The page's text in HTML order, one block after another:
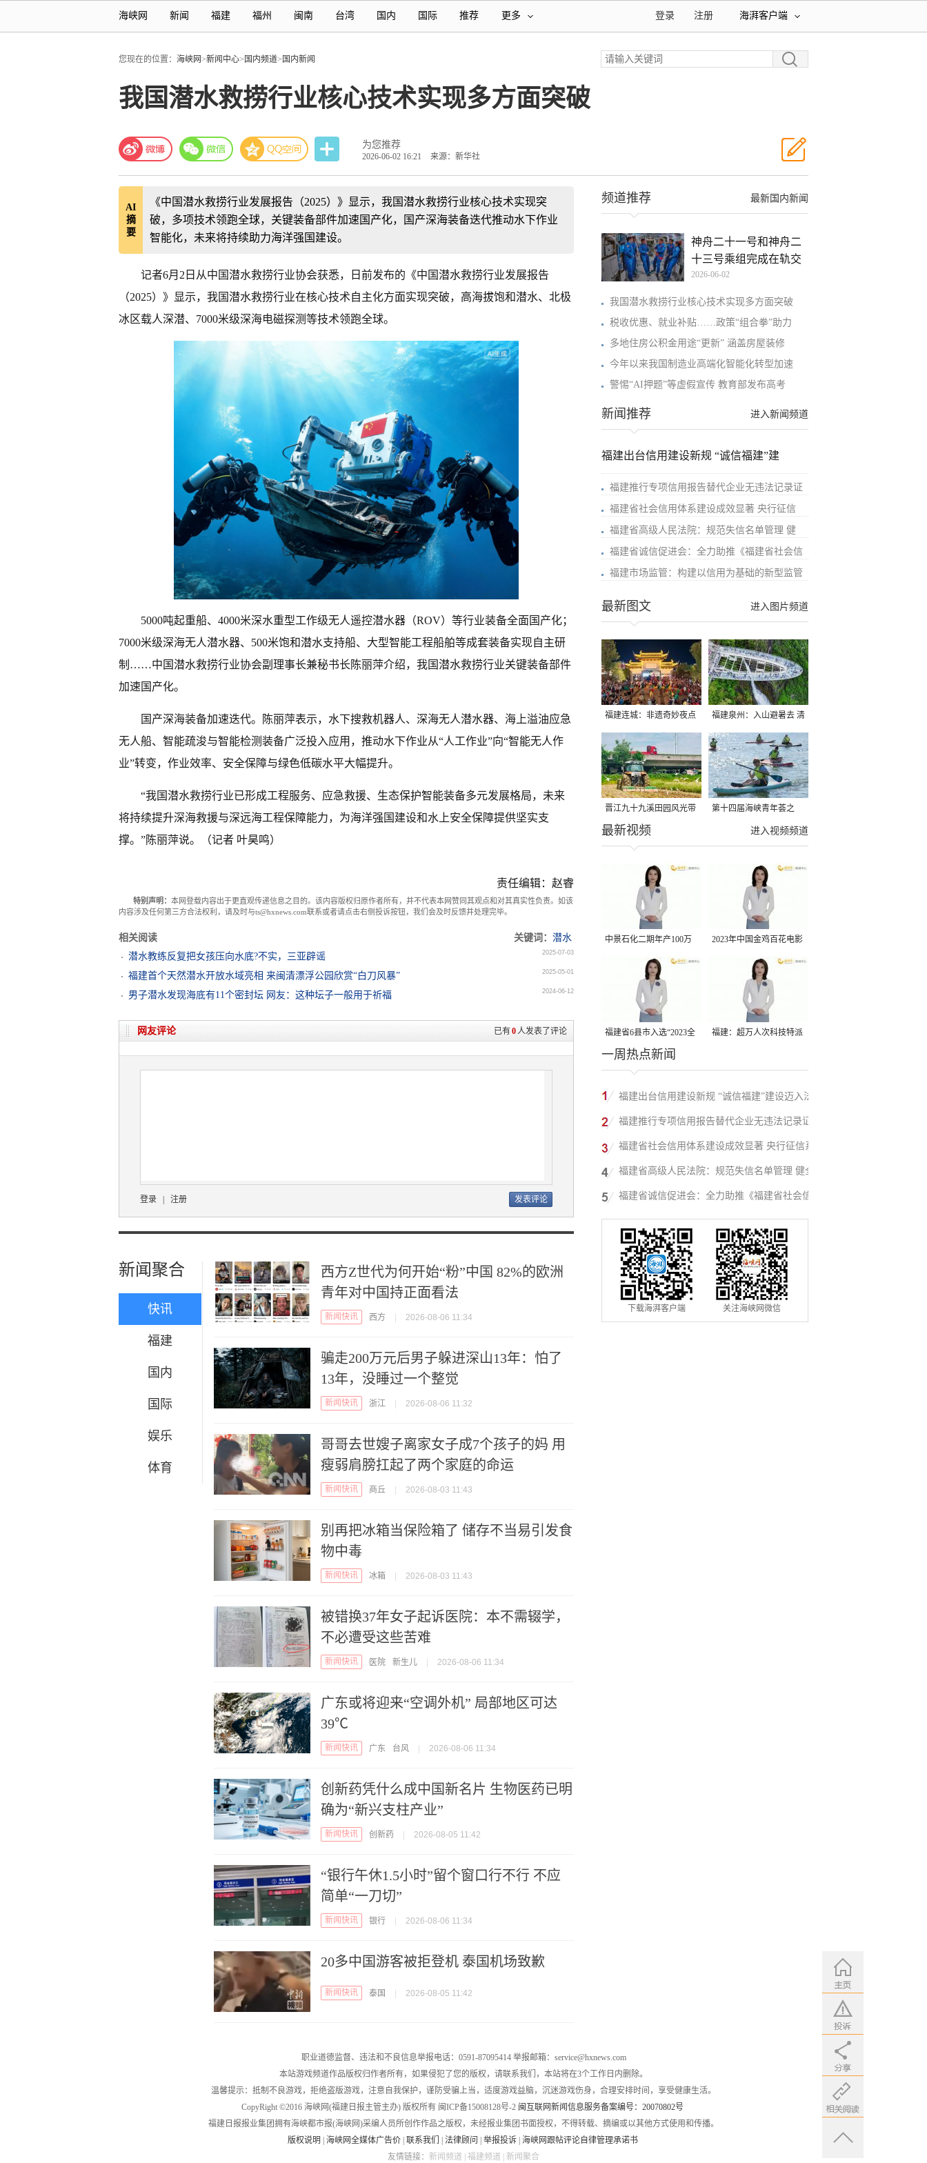
海峡网 新闻 福建 福州 闽南 台湾 国内 国际 推荐 更多 海湃客户端
注册
登录
您现在的位置： 海峡网>新闻中心> 国内频道> 国内新闻
我国潜水救捞行业核心技术实现多方面突破
为您推荐
2026-06-02 16:21 来源：新华社
AI
摘
要
《中国潜水救捞行业发展报告（2025）》显示，我国潜水救捞行业核心技术实现突
破，多项技术领跑全球，关键装备部件加速国产化，国产深海装备迭代推动水下作业
智能化，未来将持续助力海洋强国建设。
记者6月2日从中国潜水救捞行业协会获悉，日前发布的《中国潜水救捞行业发展报告
（2025）》显示，我国潜水救捞行业在核心技术自主化方面实现突破，高海拔饱和潜水、北极
冰区载人深潜、7000米级深海电磁探测等技术领跑全球。
5000吨起重船、4000米深水重型工作级无人遥控潜水器（ROV）等行业装备全面国产化；
7000米级深海无人潜水器、500米饱和潜水支持船、大型智能工程船舶等成套装备实现自主研
制……中国潜水救捞行业协会副理事长兼秘书长陈丽萍介绍，我国潜水救捞行业关键装备部件
加速国产化。
国产深海装备加速迭代。陈丽萍表示，水下搜救机器人、深海无人潜水器、海上溢油应急
无人船、智能疏浚与智能检测装备广泛投入应用，推动水下作业从“人工作业”向“智能无人作
业”转变，作业效率、安全保障与绿色低碳水平大幅提升。
“我国潜水救捞行业已形成工程服务、应急救援、生态保护智能装备多元发展格局，未来
将持续提升深海救援与深远海工程保障能力，为海洋强国建设和水上安全保障提供坚实支
撑。”陈丽萍说。（记者 叶昊鸣）
责任编辑：赵睿
特别声明： 本网登载内容出于更直观传递信息之目的。该内容版权归原作者所有，并不代表本网赞同其观点和对其真实性负责。如该
内容涉及任何第三方合法权利，请及时与ts@hxnews.com联系或者请点击右侧投诉按钮，我们会及时反馈并处理完毕。
相关阅读 关键词： 潜水
潜水教练反复把女孩压向水底?不实，三亚辟谣
2025-07-03
福建首个天然潜水开放水域亮相 来闽清漂浮公园欣赏“白刀风暴” 2025-05-01
男子潜水发现海底有11个密封坛 网友：这种坛子一般用于祈福 2024-06-12
已有0人发表了评论
网友评论
登录 注册
新闻聚合
快讯
福建
国内
国际
娱乐
体育
西方Z世代为何开始“粉”中国 82%的欧洲
青年对中国持正面看法
新闻快讯 西方 2026-08-06 11:34
骗走200万元后男子躲进深山13年：怕了
13年，没睡过一个整觉
新闻快讯 浙江 2026-08-06 11:32
哥哥去世嫂子离家女子成7个孩子的妈 用
瘦弱肩膀扛起了两个家庭的命运
新闻快讯 商丘 2026-08-03 11:43
别再把冰箱当保险箱了 储存不当易引发食
物中毒
新闻快讯 冰箱 2026-08-03 11:43
被错换37年女子起诉医院：本不需辍学，
不必遭受这些苦难
新闻快讯 医院 新生儿 2026-08-06 11:34
广东或将迎来“空调外机” 局部地区可达
39℃
新闻快讯 广东 台风 2026-08-06 11:34
创新药凭什么成中国新名片 生物医药已明
确为“新兴支柱产业”
新闻快讯 创新药 2026-08-05 11:42
“银行午休1.5小时”留个窗口行不行 不应
简单“一刀切”
新闻快讯 银行 2026-08-06 11:34
20多中国游客被拒登机 泰国机场致歉
新闻快讯 泰国 2026-08-05 11:42
最新国内新闻
频道推荐
神舟二十一号和神舟二
十三号乘组完成在轨交
接
2026-06-02
我国潜水救捞行业核心技术实现多方面突破
税收优惠、就业补贴……政策“组合拳”助力
多地住房公积金用途“更新” 涵盖房屋装修
今年以来我国制造业高端化智能化转型加速
警惕“AI押题”等虚假宣传 教育部发布高考
进入新闻频道
新闻推荐
福建出台信用建设新规 “诚信福建”建
福建推行专项信用报告替代企业无违法记录证
福建省社会信用体系建设成效显著 央行征信
福建省高级人民法院：规范失信名单管理 健
福建省诚信促进会：全力助推《福建省社会信
福建市场监管：构建以信用为基础的新型监管
进入图片频道
最新图文
福建连城：非遗奇妙夜点
亮夏夜
福建泉州：入山避暑去 清
凉好惬意
晋江九十九溪田园风光带
千亩早稻迎来成熟收割季
第十四届海峡青年荟之
2026榕台青年大学生水上
进入视频频道
最新视频
中景石化二期年产100万
吨丙烷脱氢项目建成中交
2023年中国金鸡百花电影
节有福电影巡展31日启动
福建省6县市入选“2023全
国县域发展潜力百强县”
福建：超万人次科技特派
一周热点新闻
福建出台信用建设新规 “诚信福建”建设迈入法
治化新阶段
福建推行专项信用报告替代企业无违法记录证
明改革成效显著
福建省社会信用体系建设成效显著 央行征信系
统赋能实体经济
福建省高级人民法院：规范失信名单管理 健全
信用修复机制
福建省诚信促进会：全力助推《福建省社会信
用条例》落地见效
下载海湃客户端 关注海峡网微信
职业道德监督、违法和不良信息举报电话：0591-87095414 举报邮箱：service@hxnews.com
本站游戏频道作品版权归作者所有，如果侵犯了您的版权，请联系我们，本站将在3个工作日内删除。
温馨提示：抵制不良游戏，拒绝盗版游戏，注意自我保护，谨防受骗上当，适度游戏益脑，沉迷游戏伤身，合理安排时间，享受健康生活。
CopyRight ©2016 海峡网(福建日报主管主办) 版权所有 闽ICP备15008128号-2 闽互联网新闻信息服务备案编号：20070802号
福建日报报业集团拥有海峡都市报(海峡网)采编人员所创作作品之版权，未经报业集团书面授权，不得转载、摘编或以其他方式使用和传播。
版权说明
海峡网全媒体广告价 联系我们 法律顾问 举报投诉
海峡网跟帖评论自律管理承诺书
友情链接： 新闻频道 福建频道 新闻聚合